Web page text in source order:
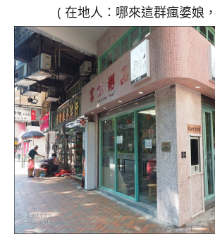
( 在地人：哪來這群瘋婆娘